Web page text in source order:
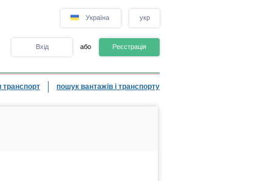
Україна укр
Вхід або Реєстрація
транспорт пошук вантажів і транспорту